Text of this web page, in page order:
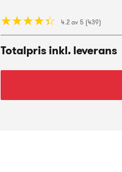
☆☆☆☆☆
★★★★★ 4.2 av 5 (439)
Totalpris inkl. leverans